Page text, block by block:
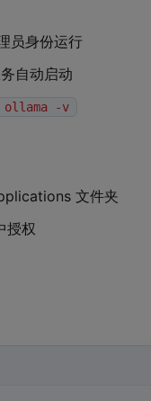
员身份运行
自动启动
ollama -v
文件夹
授权